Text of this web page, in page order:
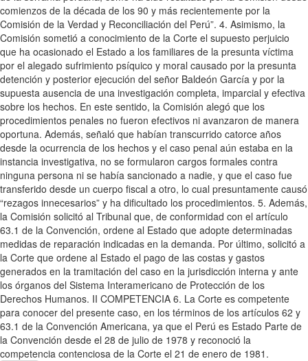
comienzos de la década de los 90 y más recientemente por la
Comisión de la Verdad y Reconciliación del Perú”. 4. Asimismo, la
Comisión sometió a conocimiento de la Corte el supuesto perjuicio
que ha ocasionado el Estado a los familiares de la presunta víctima
por el alegado sufrimiento psíquico y moral causado por la presunta
detención y posterior ejecución del señor Baldeón García y por la
supuesta ausencia de una investigación completa, imparcial y efectiva
sobre los hechos. En este sentido, la Comisión alegó que los
procedimientos penales no fueron efectivos ni avanzaron de manera
oportuna. Además, señaló que habían transcurrido catorce años
desde la ocurrencia de los hechos y el caso penal aún estaba en la
instancia investigativa, no se formularon cargos formales contra
ninguna persona ni se había sancionado a nadie, y que el caso fue
transferido desde un cuerpo fiscal a otro, lo cual presuntamente causó
“rezagos innecesarios” y ha dificultado los procedimientos. 5. Además,
la Comisión solicitó al Tribunal que, de conformidad con el artículo
63.1 de la Convención, ordene al Estado que adopte determinadas
medidas de reparación indicadas en la demanda. Por último, solicitó a
la Corte que ordene al Estado el pago de las costas y gastos
generados en la tramitación del caso en la jurisdicción interna y ante
los órganos del Sistema Interamericano de Protección de los
Derechos Humanos. II COMPETENCIA 6. La Corte es competente
para conocer del presente caso, en los términos de los artículos 62 y
63.1 de la Convención Americana, ya que el Perú es Estado Parte de
la Convención desde el 28 de julio de 1978 y reconoció la
competencia contenciosa de la Corte el 21 de enero de 1981.